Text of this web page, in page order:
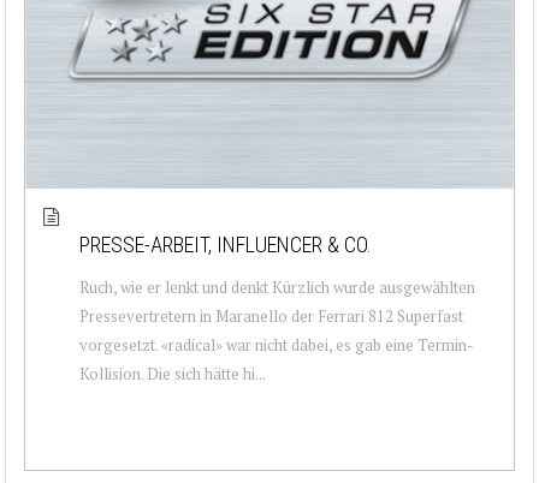
PRESSE-ARBEIT, INFLUENCER & CO.
Ruch, wie er lenkt und denkt Kürzlich wurde ausgewählten
Pressevertretern in Maranello der Ferrari 812 Superfast
vorgesetzt. «radical» war nicht dabei, es gab eine Termin-
Kollision. Die sich hätte hi...